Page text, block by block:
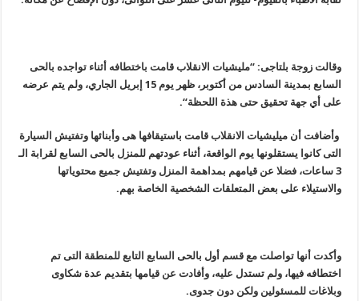
وقالت زوجة بلتاجى: “مليشيات الانقلاب قامت باختطافه أثناء تواجده بالحى
السابع بمدينة السادس من أكتوبر، ظهر يوم 15 إبريل الجاري، ولم يتم عرضه
على أي جهة تحقيق حتى هذة اللحظة“.
وأضافت أن ميليشيات الانقلاب قامت باستيقافها هى وأبنائها وتفتيش السيارة
التى كانوا يستقلونها يوم الواقعة، أثناء عودتهم للمنزل بالحى السابع لقرابة الـ
3 ساعات، فضلا عن قيامهم بمداهمة المنزل وتفتيش جميع محتوياتها
والاستيلاء على بعض المتعلقات الشخصية الخاصة بهم.
وأكدت أنها تواصلت مع قسم أول بالحى السابع التابع للمنطقة التى تم
اختطافه فيها، ولم تستدل عليه، وأفادت عن قيامها بتقديم عدة شكاوى
وبلاغات للمسئولين ولكن دون جدوى.